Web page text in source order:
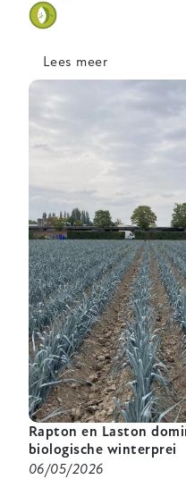
categorie
Lees meer
Duurzame
strategieën
in
een
klimaat
Rapton en Laston
biologische winterprei
06/05/2026